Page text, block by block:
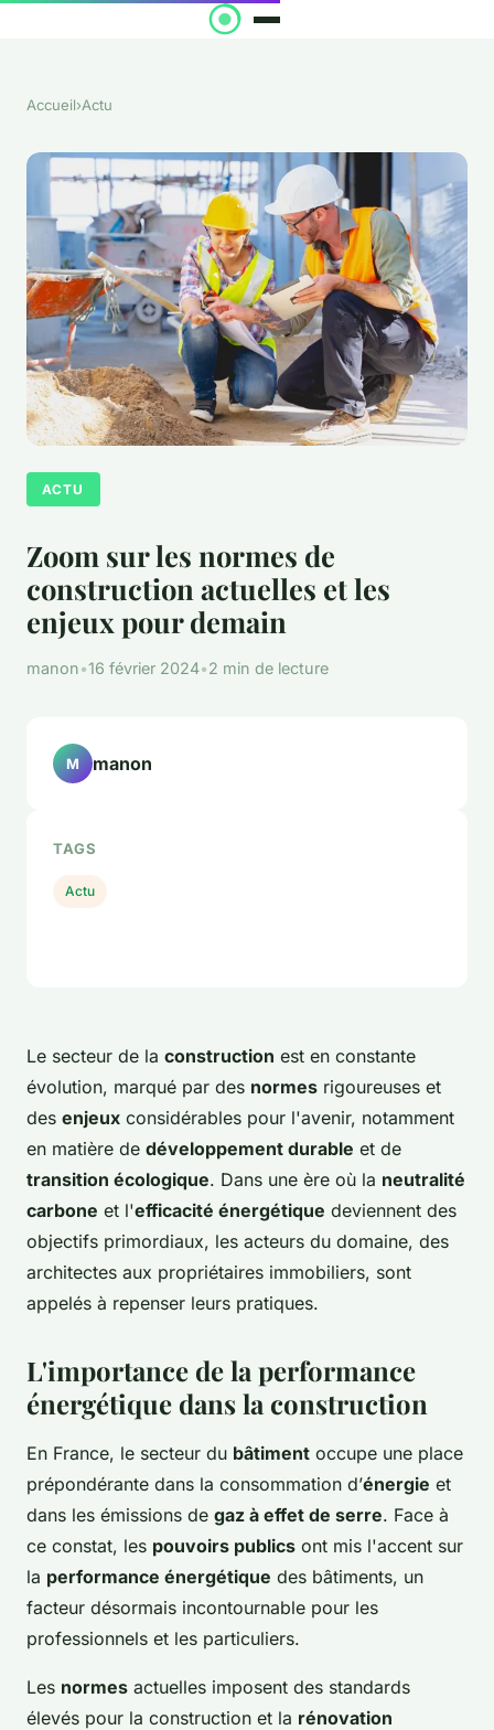
Accueil›Actu
ACTU
Zoom sur les normes de
construction actuelles et les
enjeux pour demain
manon•16 février 2024•2 min de lecture
Le secteur de la construction est en constante
évolution, marqué par des normes rigoureuses et
des enjeux considérables pour l'avenir, notamment
en matière de développement durable et de
transition écologique. Dans une ère où la neutralité
carbone et l'efficacité énergétique deviennent des
objectifs primordiaux, les acteurs du domaine, des
architectes aux propriétaires immobiliers, sont
appelés à repenser leurs pratiques.
L'importance de la performance
énergétique dans la construction
En France, le secteur du bâtiment occupe une place
prépondérante dans la consommation d’énergie et
dans les émissions de gaz à effet de serre. Face à
ce constat, les pouvoirs publics ont mis l'accent sur
la performance énergétique des bâtiments, un
facteur désormais incontournable pour les
professionnels et les particuliers.
Les normes actuelles imposent des standards
élevés pour la construction et la rénovation
M manon
TAGS
Actu